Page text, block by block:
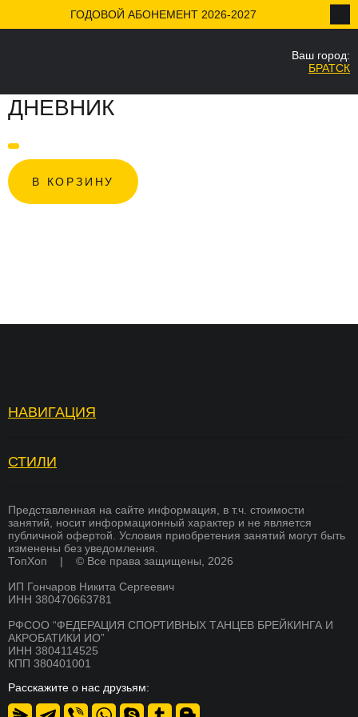
ГОДОВОЙ АБОНЕМЕНТ 2026-2027
Ваш город:
БРАТСК
ДНЕВНИК
В КОРЗИНУ
НАВИГАЦИЯ
Услуги
Памятка для родителей
Преподаватели
Стоимость
Расписание
О школе
Никита Гончаров
Система лояльности
Вопросы и ответы
Академия тренеров
Франшиза
Оплата
Магазин
Документы
Дипломы и сертификаты
Контакты
СТИЛИ
ХИП ХОП
СОВРЕМЕННЫЕ ТАНЦЫ
K-POP
СКОРО
БРЕЙКИНГ
СКОРО
ХИП ХОП
СКОРО
СКОРО
Представленная на сайте информация, в т.ч. стоимости
занятий, носит информационный характер и не является
публичной офертой. Условия приобретения занятий могут быть
изменены без уведомления.
ТопХоп | © Все права защищены, 2026
ИП Гончаров Никита Сергеевич
ИНН 380470663781
РФСОО “ФЕДЕРАЦИЯ СПОРТИВНЫХ ТАНЦЕВ БРЕЙКИНГА И
АКРОБАТИКИ ИО”
ИНН 3804114525
КПП 380401001
Расскажите о нас друзьям: